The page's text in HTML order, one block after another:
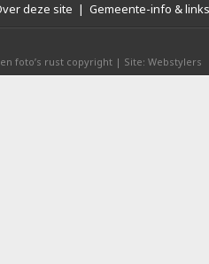
deze site | Gemeente-info & links
foto’s rust copyright | Site: Webstylers